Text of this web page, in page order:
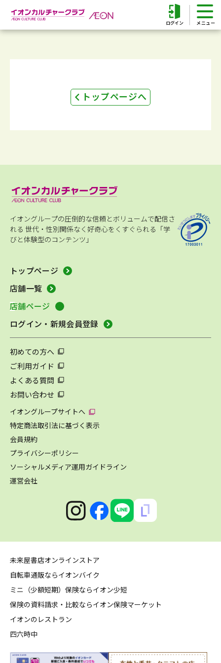
ログイン
トップページへ
イオングループの圧倒的な信頼とボリュームで配信さ
れる 世代・性別関係なく好奇心をくすぐられる「学
びと体験型のコンテンツ」
トップページ
店舗一覧
店舗ページ
ログイン・新規会員登録
初めての方へ
ご利用ガイド
よくある質問
お問い合わせ
イオングループサイトへ
特定商法取引法に基づく表示
会員規約
プライバシーポリシー
ソーシャルメディア運用ガイドライン
運営会社
未来屋書店オンラインストア
自転車通販ならイオンバイク
ミニ（少額短期）保険ならイオン少短
保険の資料請求・比較ならイオン保険マーケット
イオンのレストラン
四六時中